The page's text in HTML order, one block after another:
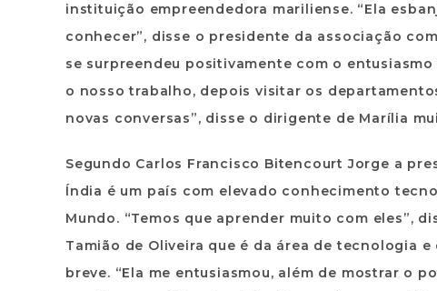
instituição empreendedora mariliense. “Ela
conhecer”, disse o presidente da associação
se surpreendeu positivamente com o
o nosso trabalho, depois visitar os
novas conversas”, disse o dirigente de Marília
Segundo Carlos Francisco Bitencourt Jorge a
Índia é um país com elevado conhecimento
Mundo. “Temos que aprender muito com eles”,
Tamião de Oliveira que é da área de tecnologia
breve. “Ela me entusiasmou, além de mostrar o